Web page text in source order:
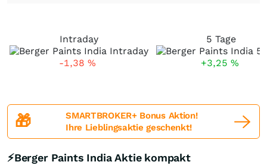
Intraday
-1,38 %
5 Tage
+3,25 %
🎁
SMARTBROKER+ Bonus Aktion!
Ihre Lieblingsaktie geschenkt!
⚡Berger Paints India Aktie kompakt